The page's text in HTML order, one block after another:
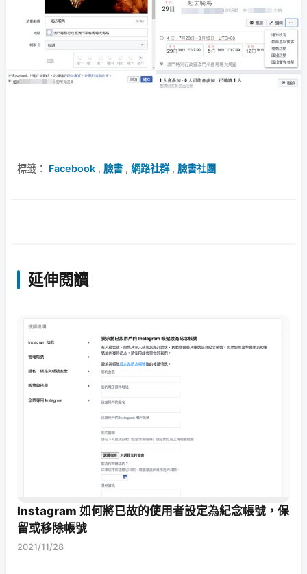
標籤： Facebook , 臉書, 網路社群, 臉書社團
延伸閱讀
Instagram 如何將已故的使用者設定為紀念帳號，保
留或移除帳號
2021/11/28